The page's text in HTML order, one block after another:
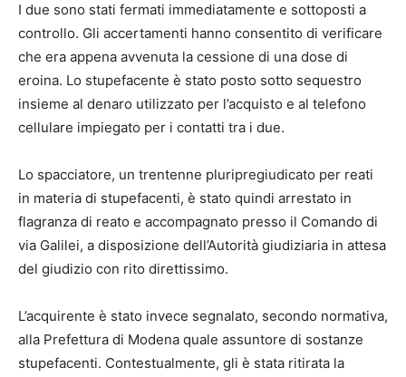
I due sono stati fermati immediatamente e sottoposti a
controllo. Gli accertamenti hanno consentito di verificare
che era appena avvenuta la cessione di una dose di
eroina. Lo stupefacente è stato posto sotto sequestro
insieme al denaro utilizzato per l’acquisto e al telefono
cellulare impiegato per i contatti tra i due.
Lo spacciatore, un trentenne pluripregiudicato per reati
in materia di stupefacenti, è stato quindi arrestato in
flagranza di reato e accompagnato presso il Comando di
via Galilei, a disposizione dell’Autorità giudiziaria in attesa
del giudizio con rito direttissimo.
L’acquirente è stato invece segnalato, secondo normativa,
alla Prefettura di Modena quale assuntore di sostanze
stupefacenti. Contestualmente, gli è stata ritirata la